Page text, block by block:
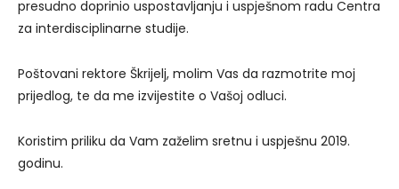
presudno doprinio uspostavljanju i uspješnom radu Centra
za interdisciplinarne studije.
Poštovani rektore Škrijelj, molim Vas da razmotrite moj
prijedlog, te da me izvijestite o Vašoj odluci.
Koristim priliku da Vam zaželim sretnu i uspješnu 2019.
godinu.